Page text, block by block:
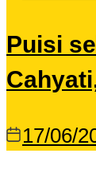
Puisi
17/06/